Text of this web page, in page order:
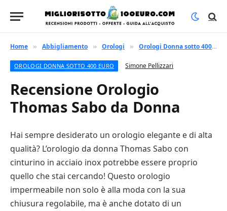
Home » Abbigliamento » Orologi » Orologi Donna sotto 400 euro
OROLOGI DONNA SOTTO 400 EURO Simone Pellizzari
Recensione Orologio
Thomas Sabo da Donna
Hai sempre desiderato un orologio elegante e di alta
qualità? L’orologio da donna Thomas Sabo con
cinturino in acciaio inox potrebbe essere proprio
quello che stai cercando! Questo orologio
impermeabile non solo è alla moda con la sua
chiusura regolabile, ma è anche dotato di un